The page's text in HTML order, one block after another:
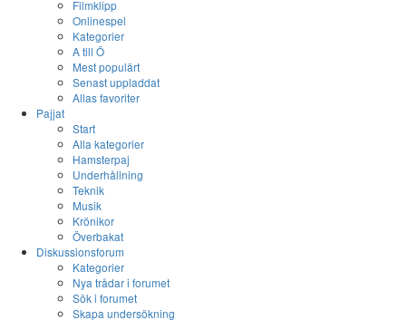
Filmklipp
Onlinespel
Kategorier
A till Ö
Mest populärt
Senast uppladdat
Allas favoriter
Pajjat
Start
Alla kategorier
Hamsterpaj
Underhållning
Teknik
Musik
Krönikor
Överbakat
Diskussionsforum
Kategorier
Nya trådar i forumet
Sök i forumet
Skapa undersökning